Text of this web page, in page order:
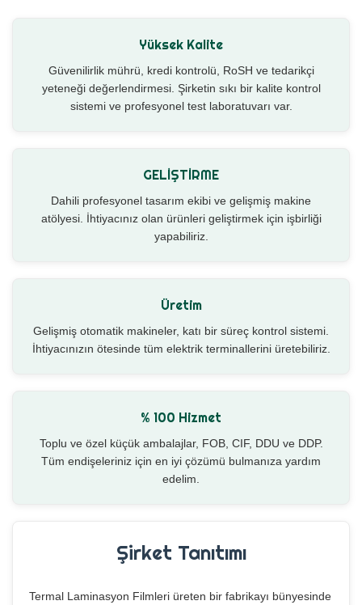
Yüksek Kalite
Güvenilirlik mührü, kredi kontrolü, RoSH ve tedarikçi
yeteneği değerlendirmesi. Şirketin sıkı bir kalite kontrol
sistemi ve profesyonel test laboratuvarı var.
GELİŞTİRME
Dahili profesyonel tasarım ekibi ve gelişmiş makine
atölyesi. İhtiyacınız olan ürünleri geliştirmek için işbirliği
yapabiliriz.
Üretim
Gelişmiş otomatik makineler, katı bir süreç kontrol sistemi.
İhtiyacınızın ötesinde tüm elektrik terminallerini üretebiliriz.
% 100 Hizmet
Toplu ve özel küçük ambalajlar, FOB, CIF, DDU ve DDP.
Tüm endişeleriniz için en iyi çözümü bulmanıza yardım
edelim.
Şirket Tanıtımı
Termal Laminasyon Filmleri üreten bir fabrikayı bünyesinde